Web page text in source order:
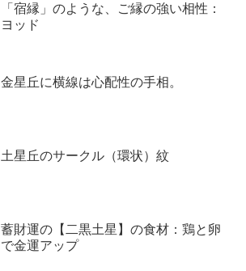
「宿縁」のような、ご縁の強い相性：
ヨッド
金星丘に横線は心配性の手相。
土星丘のサークル（環状）紋
蓄財運の【二黒土星】の食材：鶏と卵
で金運アップ